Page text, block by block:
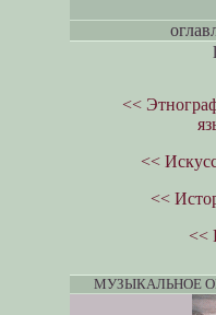
<<
<<
<<
<<
МУЗЫКАЛЬНОЕ